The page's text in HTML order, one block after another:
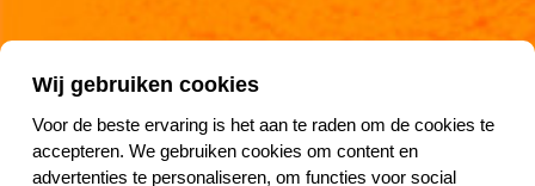
Wij gebruiken cookies
Voor de beste ervaring is het aan te raden om de cookies te
accepteren. We gebruiken cookies om content en
advertenties te personaliseren, om functies voor social